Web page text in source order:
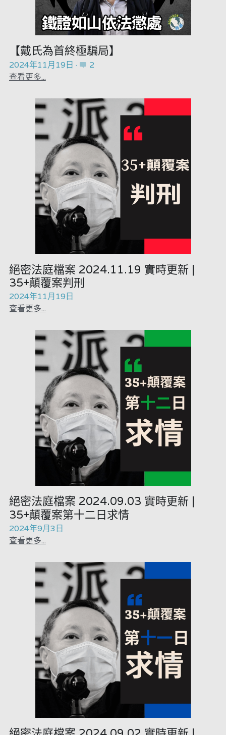
【戴氏為首終極騙局】
2024年11月19日 ·
2
查看更多...
絕密法庭檔案 2024.11.19 實時更新 |
35+顛覆案判刑
2024年11月19日
查看更多...
絕密法庭檔案 2024.09.03 實時更新 |
35+顛覆案第十二日求情
2024年9月3日
查看更多...